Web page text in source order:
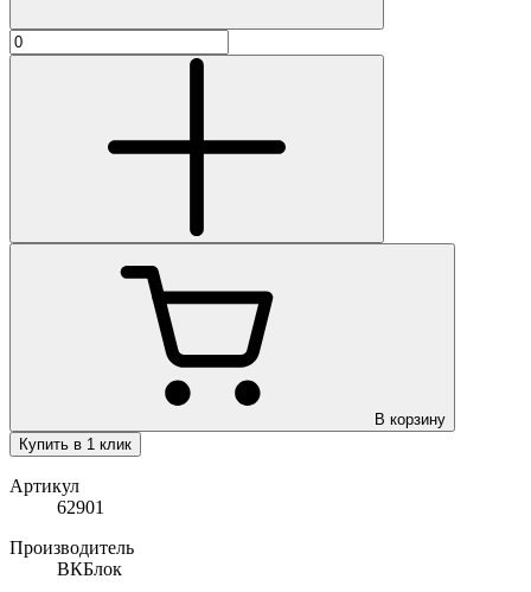
В корзину
Купить в 1 клик
Артикул
62901
Производитель
ВКБлок